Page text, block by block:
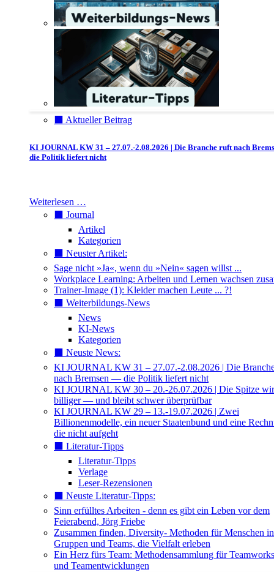
⬛️ Aktueller Beitrag
KI JOURNAL KW 31 – 27.07.-2.08.2026 | Die Branche ruft nach
die Politik liefert nicht
Weiterlesen …
⬛️ Journal
Artikel
Kategorien
⬛️ Neuster Artikel:
Sage nicht »Ja«, wenn du »Nein« sagen willst ...
Workplace Learning: Arbeiten und Lernen wachsen
Trainer-Image (1): Kleider machen Leute ... ?!
⬛️ Weiterbildungs-News
News
KI-News
Kategorien
⬛️ Neuste News:
KI JOURNAL KW 31 – 27.07.-2.08.2026 | Die
nach Bremsen — die Politik liefert nicht
KI JOURNAL KW 30 – 20.-26.07.2026 | Die Spitze
billiger — und bleibt schwer überprüfbar
KI JOURNAL KW 29 – 13.-19.07.2026 | Zwei
Billionenmodelle, ein neuer Staatenbund und eine
die nicht aufgeht
⬛️ Literatur-Tipps
Literatur-Tipps
Verlage
Leser-Rezensionen
⬛️ Neuste Literatur-Tipps:
Sinn erfülltes Arbeiten - denn es gibt ein Leben vor dem
Feierabend, Jörg Friebe
Zusammen finden, Diversity- Methoden für Menschen in
Gruppen und Teams, die Vielfalt erleben
Ein Herz fürs Team: Methodensammlung für
und Teamentwicklungen